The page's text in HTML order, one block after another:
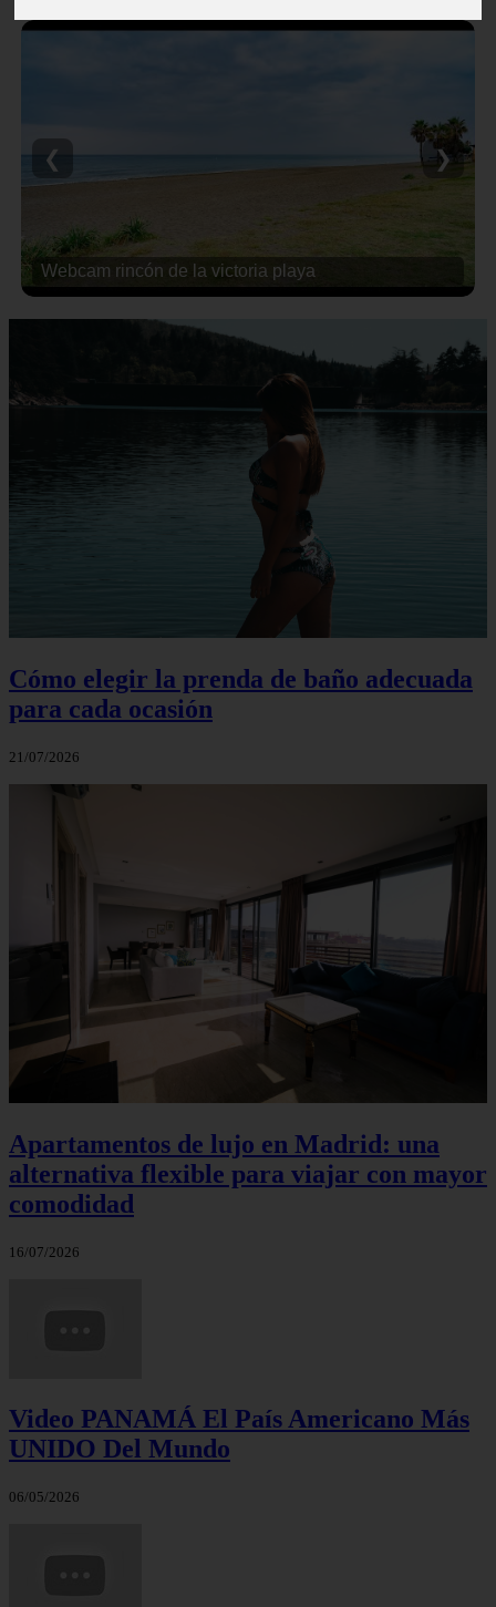
Webcam rincón de la victoria playa
❮ ❯
Cómo elegir la prenda de baño adecuada
para cada ocasión
21/07/2026
Apartamentos de lujo en Madrid: una
alternativa flexible para viajar con mayor
comodidad
16/07/2026
Video PANAMÁ El País Americano Más
UNIDO Del Mundo
06/05/2026